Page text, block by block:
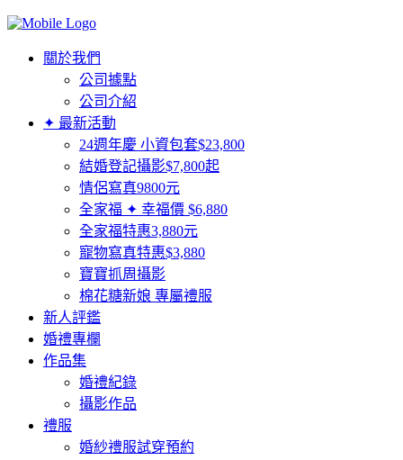
關於我們
公司據點
公司介紹
✦ 最新活動
24週年慶 小資包套$23,800
結婚登記攝影$7,800起
情侶寫真9800元
全家福 ✦ 幸福價 $6,880
全家福特惠3,880元
寵物寫真特惠$3,880
寶寶抓周攝影
棉花糖新娘 專屬禮服
新人評鑑
婚禮專欄
作品集
婚禮紀錄
攝影作品
禮服
婚紗禮服試穿預約